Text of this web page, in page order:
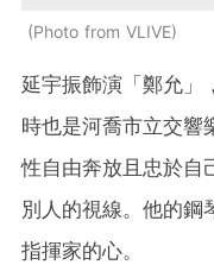
Photo from VLIVE
延宇振飾演「鄭允」
時也是河喬市立交響
性自由奔放且忠於自
別人的視線。他的鋼
指揮家的心。